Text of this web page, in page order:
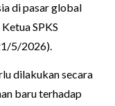
di pasar global
SPKS
5/2026).
dilakukan secara
baru terhadap